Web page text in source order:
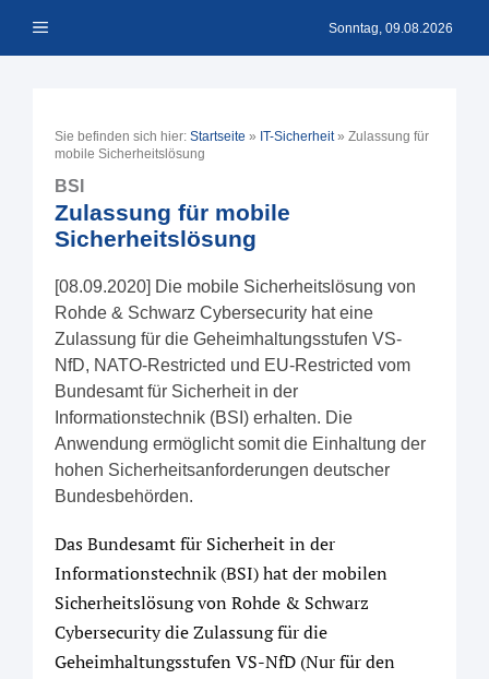
Inhalt Menü Sonntag, 09.08.2026
Sie befinden sich hier: Startseite » IT-Sicherheit» Zulassung für
mobile Sicherheitslösung
BSI
Zulassung für mobile
Sicherheitslösung
[08.09.2020] Die mobile Sicherheitslösung von
Rohde & Schwarz Cybersecurity hat eine
Zulassung für die Geheimhaltungsstufen VS-
NfD, NATO-Restricted und EU-Restricted vom
Bundesamt für Sicherheit in der
Informationstechnik (BSI) erhalten. Die
Anwendung ermöglicht somit die Einhaltung der
hohen Sicherheitsanforderungen deutscher
Bundesbehörden.
Das Bundesamt für Sicherheit in der
Informationstechnik (BSI) hat der mobilen
Sicherheitslösung von Rohde & Schwarz
Cybersecurity die Zulassung für die
Geheimhaltungsstufen VS-NfD (Nur für den